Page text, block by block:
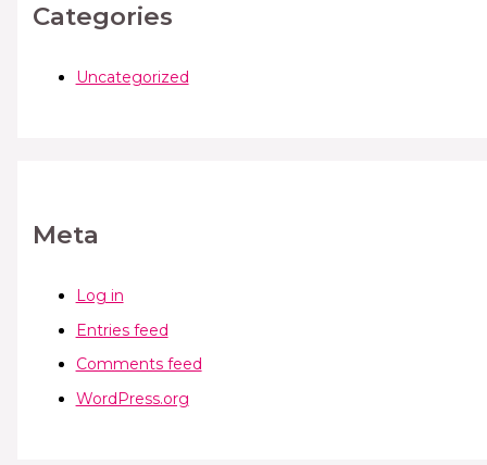
Categories
Uncategorized
Meta
Log in
Entries feed
Comments feed
WordPress.org